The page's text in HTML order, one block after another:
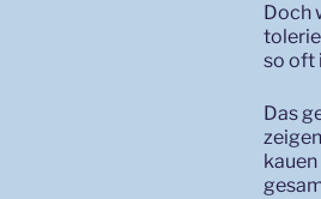
Doch
so oft
Das